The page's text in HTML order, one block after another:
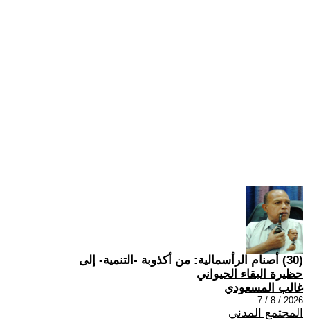
(30) أصنام الرأسمالية: من أكذوبة -التنمية- إلى
حظيرة البقاء الحيواني
غالب المسعودي
2026 / 8 / 7
المجتمع المدني